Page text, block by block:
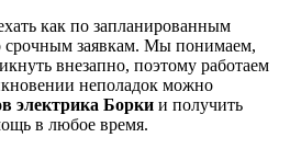
как по запланированным
срочным заявкам. Мы понимаем,
внезапно, поэтому работаем
неполадок можно
электрика Борки и получить
в любое время.